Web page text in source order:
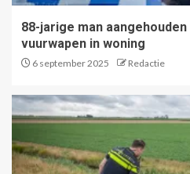
88-jarige man
vuurwapen in woning
6 september 2025 Redactie